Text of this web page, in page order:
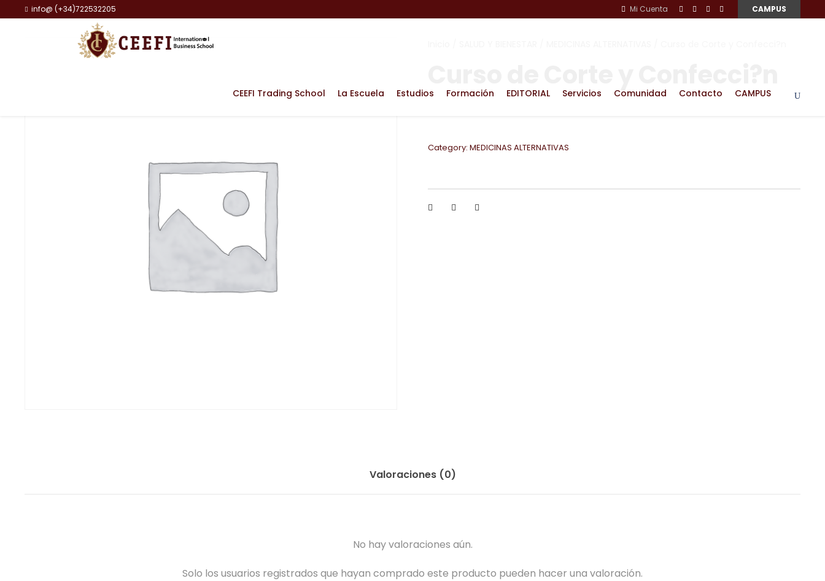
info@ (+34)722532205 Mi Cuenta CAMPUS
CEEFI Trading School La Escuela Estudios Formación EDITORIAL Servicios Comunidad Contacto CAMPUS
Category:MEDICINAS ALTERNATIVAS
Valoraciones (0)
No hay valoraciones aún.
Solo los usuarios registrados que hayan comprado este producto pueden hacer una valoración.